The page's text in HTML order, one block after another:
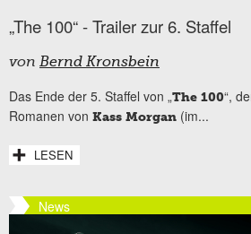
„The 100“ - Trailer zur 6. Staffel
von Bernd Kronsbein
Das Ende der 5. Staffel von „The 100“,
Romanen von Kass Morgan (im...
LESEN
News